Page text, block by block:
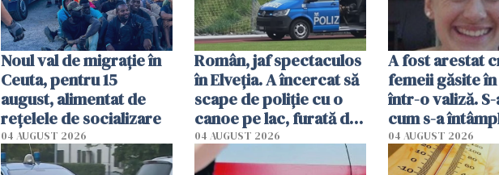
Noul val de migrație în
Ceuta, pentru 15
august, alimentat de
rețelele de socializare
04 AUGUST 2026
Român, jaf spectaculos
în Elveția. A încercat să
scape de poliție cu o
canoe pe lac, furată din
casa în care a fost prins
04 AUGUST 2026
A fost arestat
femeii găsite
într-o valiză.
cum s-a
04 AUGUST 2026